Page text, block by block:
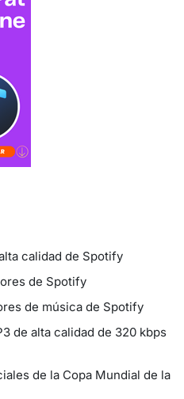
calidad de Spotify
de Spotify
de música de Spotify
de alta calidad de 320 kbps
de la Copa Mundial de la